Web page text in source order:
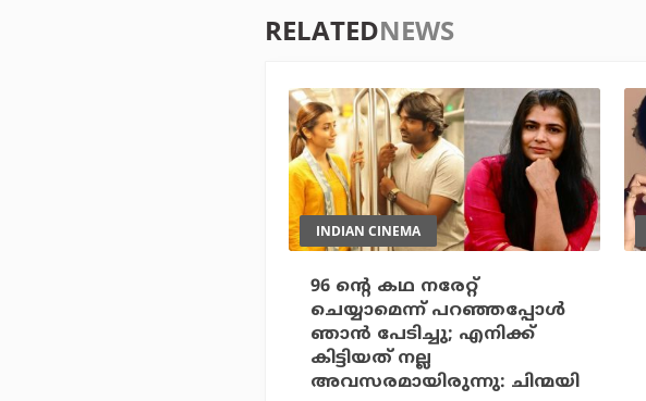
RELATEDNEWS
INDIAN CINEMA
96 ന്റെ കഥ നരേറ്റ്
ചെയ്യാമെന്ന് പറഞ്ഞപ്പോള്‍
ഞാന്‍ പേടിച്ചു; എനിക്ക്
കിട്ടിയത് നല്ല
അവസരമായിരുന്നു: ചിന്മയി